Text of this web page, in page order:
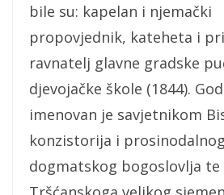
bile su: kapelan i njemački
propovjednik, kateheta i
ravnatelj glavne gradske
djevojačke škole (1844).
imenovan je savjetnikom
konzistorija i
dogmatskog bogoslovlja